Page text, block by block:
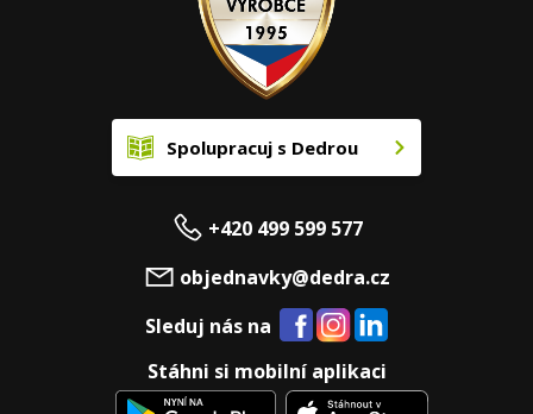
Spolupracuj s Dedrou
+420 499 599 577
objednavky@dedra.cz
Sleduj nás na
Stáhni si mobilní aplikaci